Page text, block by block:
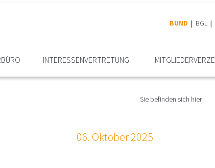
BUND BGL
INTERESSEN­VERTRETUNG
Sie befinden sich hier:
06. Oktober 2025